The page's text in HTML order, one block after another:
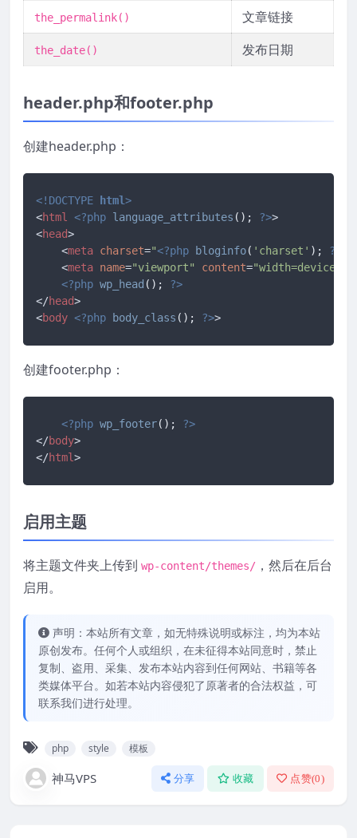
the_permalink() 文章链接
the_date() 发布日期
header.php和footer.php
创建header.php：
<!DOCTYPE html>
<html <?php language_attributes (); ?>>
<head>
<meta charset="<?php bloginfo( 'charset' ); ?>
<meta name="viewport" content="width=device-
<?php wp_head (); ?>
</head>
<body <?php body_class (); ?>>
创建footer.php：
<?php wp_footer(); ?>
</body>
</html>
启用主题
将主题文件夹上传到 wp-content/themes/ ，然后在后台
启用。
声明：本站所有文章，如无特殊说明或标注，均为本站
原创发布。任何个人或组织，在未征得本站同意时，禁止
复制、盗用、采集、发布本站内容到任何网站、书籍等各
类媒体平台。如若本站内容侵犯了原著者的合法权益，可
联系我们进行处理。
php style 模板
神马VPS 分享 收藏 点赞(0)